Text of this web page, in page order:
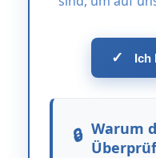
✓ Ich
Warum